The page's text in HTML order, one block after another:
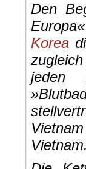
Den
Korea
jeden
Vietnam.